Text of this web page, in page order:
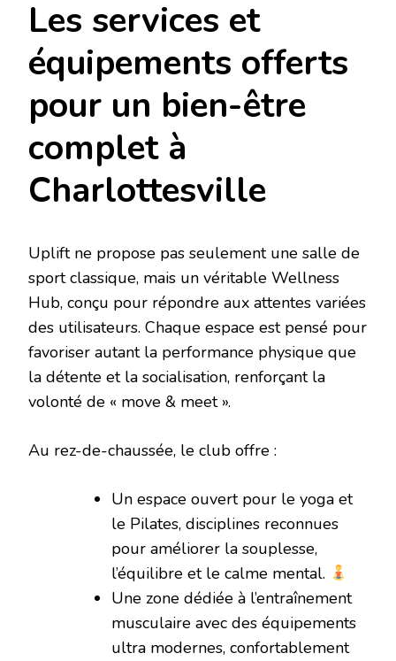
Les services et
équipements offerts
pour un bien-être
complet à
Charlottesville
Uplift ne propose pas seulement une salle de
sport classique, mais un véritable Wellness
Hub, conçu pour répondre aux attentes variées
des utilisateurs. Chaque espace est pensé pour
favoriser autant la performance physique que
la détente et la socialisation, renforçant la
volonté de « move & meet ».
Au rez-de-chaussée, le club offre :
Un espace ouvert pour le yoga et
le Pilates, disciplines reconnues
pour améliorer la souplesse,
l’équilibre et le calme mental.
Une zone dédiée à l’entraînement
musculaire avec des équipements
ultra modernes, confortablement